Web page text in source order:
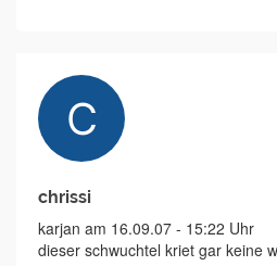
chrissi
karjan am 16.09.07 - 15:22 Uhr
dieser schwuchtel kriet gar keine